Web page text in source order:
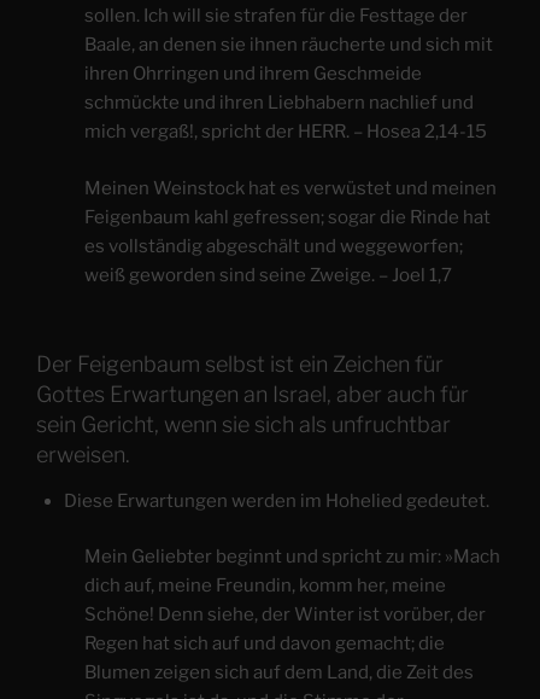
sollen. Ich will sie strafen für die Festtage der
Baale, an denen sie ihnen räucherte und sich mit
ihren Ohrringen und ihrem Geschmeide
schmückte und ihren Liebhabern nachlief und
mich vergaß!, spricht der HERR. – Hosea 2,14-15
Meinen Weinstock hat es verwüstet und meinen
Feigenbaum kahl gefressen; sogar die Rinde hat
es vollständig abgeschält und weggeworfen;
weiß geworden sind seine Zweige. – Joel 1,7
Der Feigenbaum selbst ist ein Zeichen für
Gottes Erwartungen an Israel, aber auch für
sein Gericht, wenn sie sich als unfruchtbar
erweisen.
Diese Erwartungen werden im Hohelied gedeutet.
Mein Geliebter beginnt und spricht zu mir: »Mach
dich auf, meine Freundin, komm her, meine
Schöne! Denn siehe, der Winter ist vorüber, der
Regen hat sich auf und davon gemacht; die
Blumen zeigen sich auf dem Land, die Zeit des